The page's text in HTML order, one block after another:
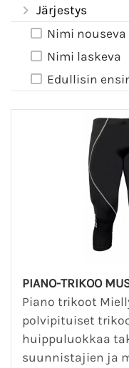
Järjestys
Nimi nouseva
Nimi laskeva
Edullisin
PIANO-TRIKOO
Piano trikoot
polvipituiset
huippuluokkaa
suunnistajien ja